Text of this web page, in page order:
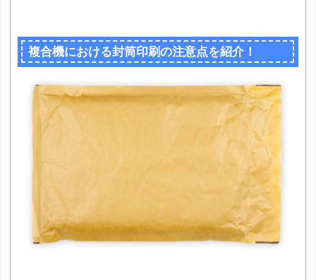
複合機における封筒印刷の注意点を紹介！